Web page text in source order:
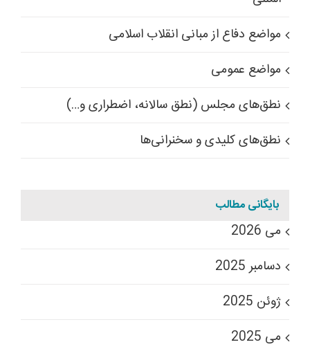
مواضع دفاع از مبانی انقلاب اسلامی
مواضع عمومی
نطق‌های مجلس (نطق سالانه، اضطراری و…)
نطق‌های کلیدی و سخنرانی‌ها
بایگانی مطالب
می 2026
دسامبر 2025
ژوئن 2025
می 2025